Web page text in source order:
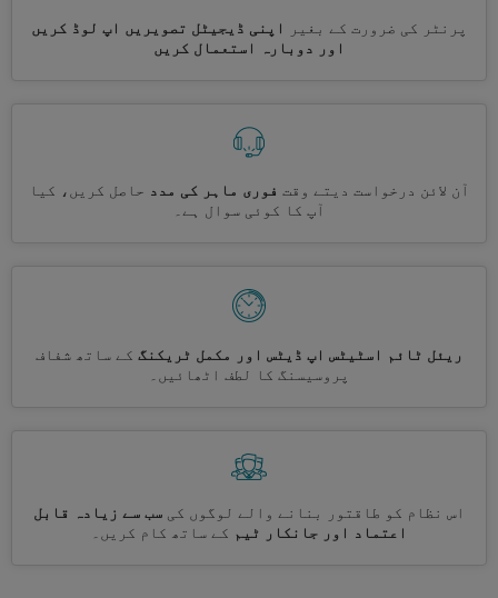
پرنٹر کی ضرورت کے بغیر
اپنی ڈیجیٹل تصویریں اپ لوڈ کریں
اور دوبارہ استعمال کریں
آن لائن درخواست دیتے وقت فوری ماہر کی مدد حاصل کریں، کیا
آپ کا کوئی سوال ہے۔
ریئل ٹائم اسٹیٹس اپ ڈیٹس اور مکمل ٹریکنگ کے ساتھ شفاف
پروسیسنگ کا لطف اٹھائیں۔
اس نظام کو طاقتور بنانے والے لوگوں کی سب سے زیادہ قابل
اعتماد اور جانکار ٹیم کے ساتھ کام کریں۔